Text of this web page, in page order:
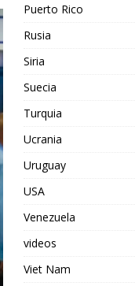
Puerto Rico
Rusia
Siria
Suecia
Turquia
Ucrania
Uruguay
USA
Venezuela
videos
Viet Nam